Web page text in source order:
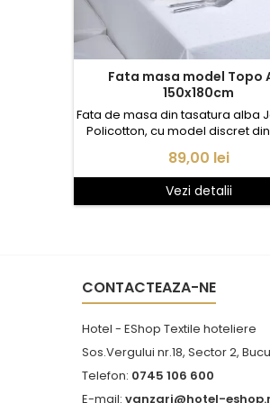
Fata masa model Topo
150x180cm
Fata de masa din tasatura alba
Policotton, cu model discret
Pret
89,00 lei
Vezi detalii
CONTACTEAZA-NE
Hotel - EShop Textile hoteliere
Sos.Vergului nr.18, Sector 2,
Telefon: 0745 106 600
E-mail: vanzari@hotel-